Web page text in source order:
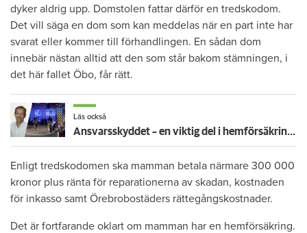
dyker aldrig upp. Domstolen fattar därför en tredskodom.
Det vill säga en dom som kan meddelas när en part inte har
svarat eller kommer till förhandlingen. En sådan dom
innebär nästan alltid att den som står bakom stämningen, i
det här fallet Öbo, får rätt.
Läs också
Ansvarsskyddet – en viktig del i hemförsäkringen
Enligt tredskodomen ska mamman betala närmare 300 000
kronor plus ränta för reparationerna av skadan, kostnaden
för inkasso samt Örebrobostäders rättegångskostnader.
Det är fortfarande oklart om mamman har en hemförsäkring.